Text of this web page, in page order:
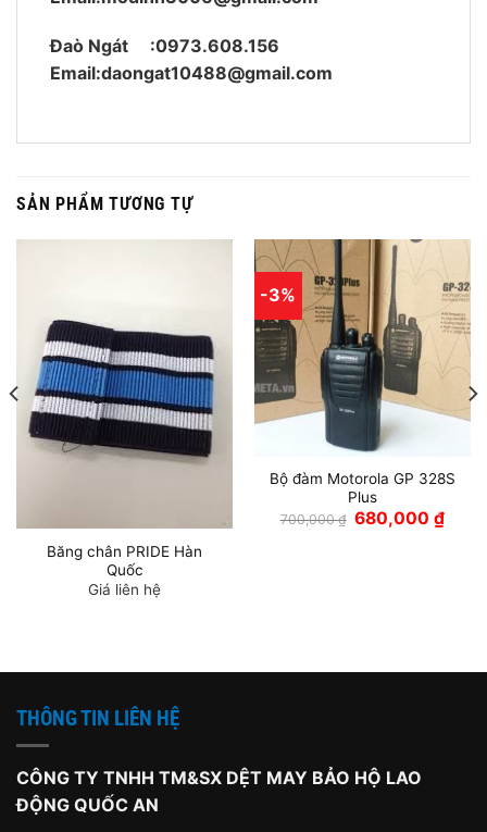
Đaò Ngát :0973.608.156
Email:daongat10488@gmail.com
SẢN PHẨM TƯƠNG TỰ
Băng chân PRIDE Hàn
Quốc
Giá liên hệ
-3%
Bộ đàm Motorola GP 328S
Plus
700,000₫ Giá
gốc
680,000₫Giá
THÔNG TIN LIÊN HỆ
CÔNG TY TNHH TM&SX DỆT MAY BẢO HỘ LAO
ĐỘNG QUỐC AN